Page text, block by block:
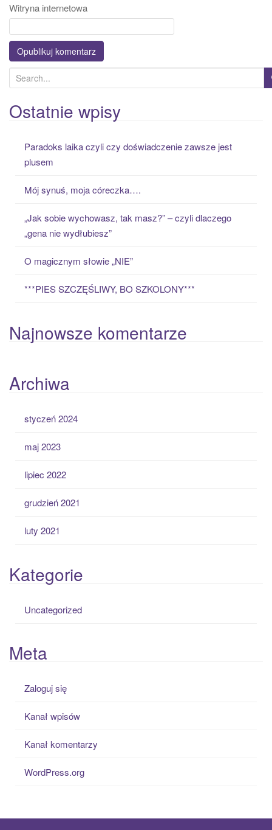
Witryna internetowa
e
a
r
Ostatnie wpisy
Paradoks laika czyli czy doświadczenie zawsze jest
plusem
Mój synuś, moja córeczka….
„Jak sobie wychowasz, tak masz?” – czyli dlaczego
„gena nie wydłubiesz”
O magicznym słowie „NIE”
***PIES SZCZĘŚLIWY, BO SZKOLONY***
Najnowsze komentarze
Archiwa
styczeń 2024
maj 2023
lipiec 2022
grudzień 2021
luty 2021
Kategorie
Uncategorized
Meta
Zaloguj się
Kanał wpisów
Kanał komentarzy
WordPress.org